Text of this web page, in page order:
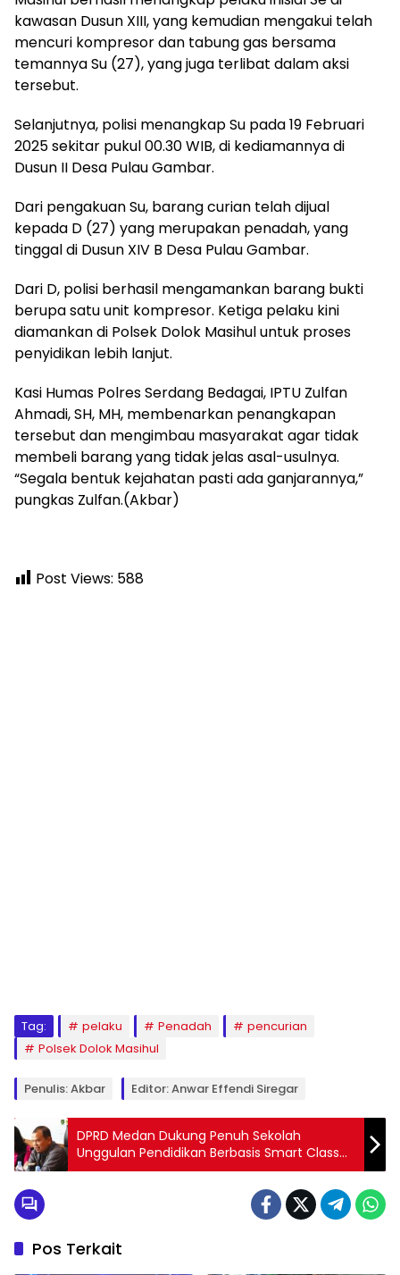
kawasan Dusun XIII, yang kemudian mengakui telah
mencuri kompresor dan tabung gas bersama
temannya Su (27), yang juga terlibat dalam aksi
tersebut.
Selanjutnya, polisi menangkap Su pada 19 Februari
2025 sekitar pukul 00.30 WIB, di kediamannya di
Dusun II Desa Pulau Gambar.
Dari pengakuan Su, barang curian telah dijual
kepada D (27) yang merupakan penadah, yang
tinggal di Dusun XIV B Desa Pulau Gambar.
Dari D, polisi berhasil mengamankan barang bukti
berupa satu unit kompresor. Ketiga pelaku kini
diamankan di Polsek Dolok Masihul untuk proses
penyidikan lebih lanjut.
Kasi Humas Polres Serdang Bedagai, IPTU Zulfan
Ahmadi, SH, MH, membenarkan penangkapan
tersebut dan mengimbau masyarakat agar tidak
membeli barang yang tidak jelas asal-usulnya.
“Segala bentuk kejahatan pasti ada ganjarannya,”
pungkas Zulfan.(Akbar)
Post Views: 588
Tag: pelaku Penadah
pencurian
Polsek Dolok Masihul
Penulis: Akbar Editor: Anwar Effendi Siregar
DPRD Medan Dukung Penuh Sekolah
Unggulan Pendidikan Berbasis Smart Class
Metavers
Pos Terkait